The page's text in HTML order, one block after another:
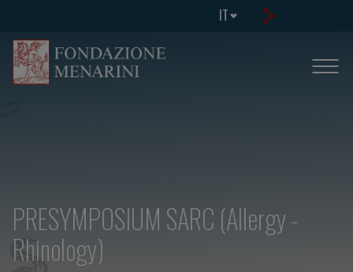
IT
PRESYMPOSIUM SARC (Allergy -
Rhinology)